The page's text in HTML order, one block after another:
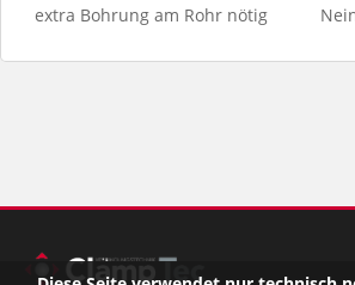
extra Bohrung am Rohr nötig